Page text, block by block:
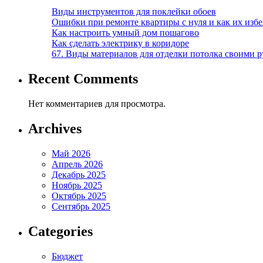
Виды инструментов для поклейки обоев
Ошибки при ремонте квартиры с нуля и как их
Как настроить умный дом пошагово
Как сделать электрику в коридоре
67. Виды материалов для отделки потолка своими
Recent Comments
Нет комментариев для просмотра.
Archives
Май 2026
Апрель 2026
Декабрь 2025
Ноябрь 2025
Октябрь 2025
Сентябрь 2025
Categories
Бюджет